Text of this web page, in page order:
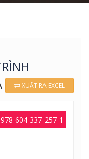
XUẤT RA EXCEL
978-604-337-257-1